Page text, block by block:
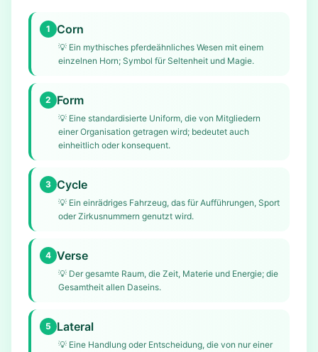
1 Corn
💡 Ein mythisches pferdeähnliches Wesen mit einem
einzelnen Horn; Symbol für Seltenheit und Magie.
2 Form
💡 Eine standardisierte Uniform, die von Mitgliedern
einer Organisation getragen wird; bedeutet auch
einheitlich oder konsequent.
3 Cycle
💡 Ein einrädriges Fahrzeug, das für Aufführungen, Sport
oder Zirkusnummern genutzt wird.
4 Verse
💡 Der gesamte Raum, die Zeit, Materie und Energie; die
Gesamtheit allen Daseins.
5 Lateral
💡 Eine Handlung oder Entscheidung, die von nur einer